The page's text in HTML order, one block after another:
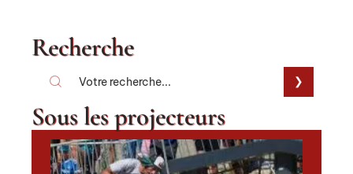
Recherche
Sous les projecteurs